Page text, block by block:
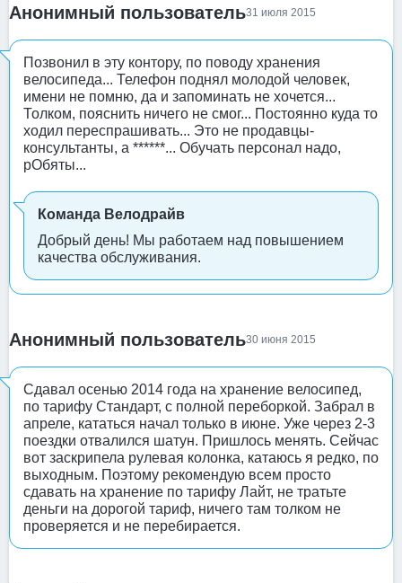
Анонимный пользователь31 июля 2015
Позвонил в эту контору, по поводу хранения
велосипеда... Телефон поднял молодой человек,
имени не помню, да и запоминать не хочется...
Толком, пояснить ничего не смог... Постоянно куда то
ходил переспрашивать... Это не продавцы-
консультанты, а ******... Обучать персонал надо,
рОбяты...
Команда Велодрайв
Добрый день! Мы работаем над повышением
качества обслуживания.
Анонимный пользователь30 июня 2015
Сдавал осенью 2014 года на хранение велосипед,
по тарифу Стандарт, с полной переборкой. Забрал в
апреле, кататься начал только в июне. Уже через 2-3
поездки отвалился шатун. Пришлось менять. Сейчас
вот заскрипела рулевая колонка, катаюсь я редко, по
выходным. Поэтому рекомендую всем просто
сдавать на хранение по тарифу Лайт, не тратьте
деньги на дорогой тариф, ничего там толком не
проверяется и не перебирается.